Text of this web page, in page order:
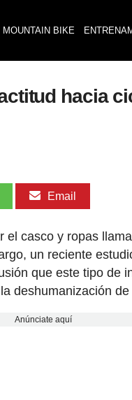
MOUNTAIN BIKE
hacia
Email
el casco y ropas
un reciente
que este tipo de
deshumanización
Anúnciate aquí